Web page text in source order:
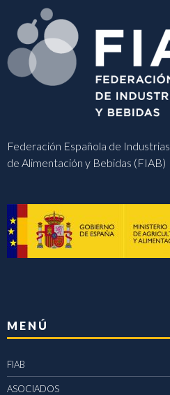
Federación Española de Industrias
de Alimentación y Bebidas (FIAB)
MENÚ
FIAB
ASOCIADOS